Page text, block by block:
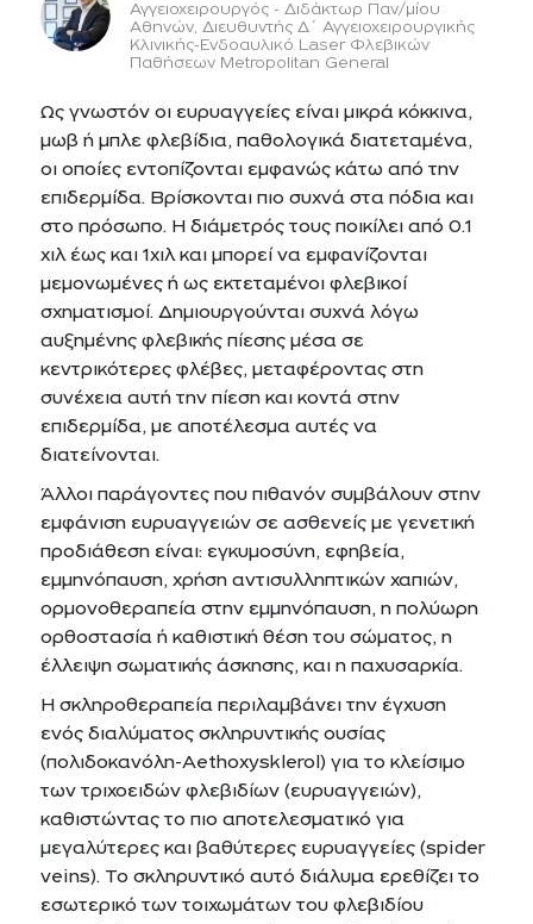
Αγγειοχειρουργός - Διδάκτωρ Παν/μίου
Αθηνών, Διευθυντής Δ´ Αγγειοχειρουργικής
Κλινικής-Ενδοαυλικό Laser Φλεβικών
Παθήσεων Metropolitan General
Ως γνωστόν οι ευρυαγγείες είναι μικρά κόκκινα,
μωβ ή μπλε φλεβίδια, παθολογικά διατεταμένα,
οι οποίες εντοπίζονται εμφανώς κάτω από την
επιδερμίδα. Βρίσκονται πιο συχνά στα πόδια και
στο πρόσωπο. Η διάμετρός τους ποικίλει από 0.1
χιλ έως και 1χιλ και μπορεί να εμφανίζονται
μεμονωμένες ή ως εκτεταμένοι φλεβικοί
σχηματισμοί. Δημιουργούνται συχνά λόγω
αυξημένης φλεβικής πίεσης μέσα σε
κεντρικότερες φλέβες, μεταφέροντας στη
συνέχεια αυτή την πίεση και κοντά στην
επιδερμίδα, με αποτέλεσμα αυτές να
διατείνονται.
Άλλοι παράγοντες που πιθανόν συμβάλουν στην
εμφάνιση ευρυαγγειών σε ασθενείς με γενετική
προδιάθεση είναι: εγκυμοσύνη, εφηβεία,
εμμηνόπαυση, χρήση αντισυλληπτικών χαπιών,
ορμονοθεραπεία στην εμμηνόπαυση, η πολύωρη
ορθοστασία ή καθιστική θέση του σώματος, η
έλλειψη σωματικής άσκησης, και η παχυσαρκία.
Η σκληροθεραπεία περιλαμβάνει την έγχυση
ενός διαλύματος σκληρυντικής ουσίας
(πολιδοκανόλη-Aethoxysklerol) για το κλείσιμο
των τριχοειδών φλεβιδίων (ευρυαγγειών),
καθιστώντας το πιο αποτελεσματικό για
μεγαλύτερες και βαθύτερες ευρυαγγείες (spider
veins). Το σκληρυντικό αυτό διάλυμα ερεθίζει το
εσωτερικό των τοιχωμάτων του φλεβιδίου